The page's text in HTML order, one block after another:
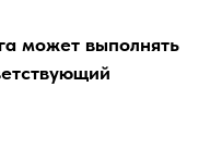
может выполнять